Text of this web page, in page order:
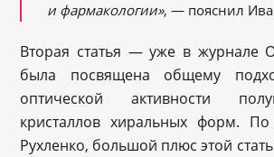
и фармакологии», — пояснил
Вторая статья — уже в журнале
была посвящена общему
оптической активности
кристаллов хиральных форм.
Рухленко, большой плюс этой